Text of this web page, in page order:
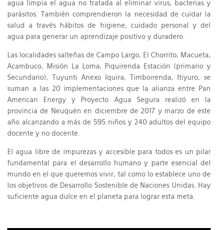
agua limpia el agua no tratada al eliminar virus, bacterias y
parásitos. También comprendieron la necesidad de cuidar la
salud a través hábitos de higiene, cuidado personal y del
agua para generar un aprendizaje positivo y duradero.
Las localidades salteñas de Campo Largo, El Chorrito, Macueta,
Acambuco, Misión La Loma, Piquirenda Estación (primario y
Secundario), Tuyunti Anexo Iquira, Timboirenda, Itiyuro, se
suman a las 20 implementaciones que la alianza entre Pan
American Energy y Proyecto Agua Segura realizó en la
provincia de Neuquén en diciembre de 2017 y marzo de este
año alcanzando a más de 595 niños y 240 adultos del equipo
docente y no docente.
El agua libre de impurezas y accesible para todos es un pilar
fundamental para el desarrollo humano y parte esencial del
mundo en el que queremos vivir, tal como lo establece uno de
los objetivos de Desarrollo Sostenible de Naciones Unidas. Hay
suficiente agua dulce en el planeta para lograr esta meta.